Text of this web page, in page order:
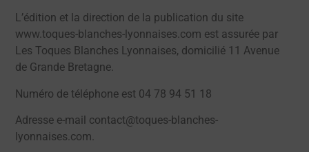
L’édition et la direction de la publication du site
www.toques-blanches-lyonnaises.com est assurée par
Les Toques Blanches Lyonnaises, domicilié 11 Avenue
de Grande Bretagne.
Numéro de téléphone est 04 78 94 51 18
Adresse e-mail contact@toques-blanches-
lyonnaises.com.